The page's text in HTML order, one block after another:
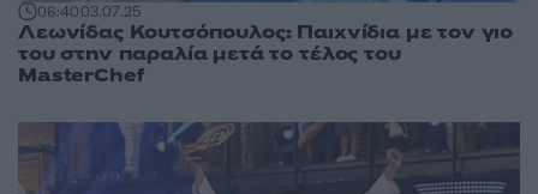
06:4003.07.25
Λεωνίδας Κουτσόπουλος: Παιχνίδια με τον γιο
του στην παραλία μετά το τέλος του
MasterChef